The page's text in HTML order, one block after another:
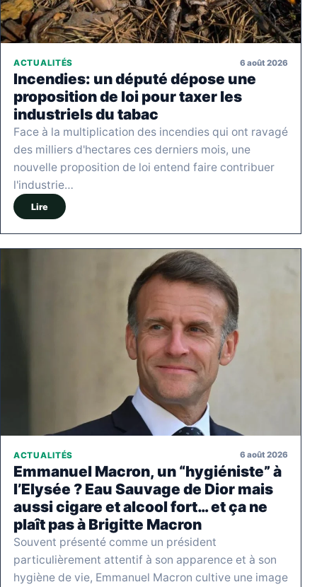
ACTUALITÉS 6 août 2026
Incendies: un député dépose une
proposition de loi pour taxer les
industriels du tabac
Face à la multiplication des incendies qui ont ravagé
des milliers d'hectares ces derniers mois, une
nouvelle proposition de loi entend faire contribuer
l'industrie…
Lire
ACTUALITÉS 6 août 2026
Emmanuel Macron, un “hygiéniste” à
l’Elysée ? Eau Sauvage de Dior mais
aussi cigare et alcool fort… et ça ne
plaît pas à Brigitte Macron
Souvent présenté comme un président
particulièrement attentif à son apparence et à son
hygiène de vie, Emmanuel Macron cultive une image